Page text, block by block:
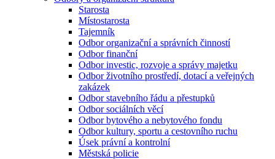
Starosta
Místostarosta
Tajemník
Odbor organizační a správních činností
Odbor finanční
Odbor investic, rozvoje a správy majetku
Odbor životního prostředí, dotací a veřejných
zakázek
Odbor stavebního řádu a přestupků
Odbor sociálních věcí
Odbor bytového a nebytového fondu
Odbor kultury, sportu a cestovního ruchu
Úsek právní a kontrolní
Městská policie